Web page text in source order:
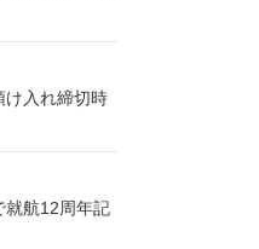
け入れ締切時
就航12周年記